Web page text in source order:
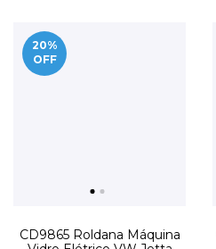
20%
OFF
CD9865 Roldana Máquina